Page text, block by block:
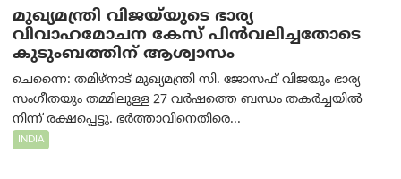
മുഖ്യമന്ത്രി വിജയ്‌യുടെ ഭാര്യ
വിവാഹമോചന കേസ് പിൻവലിച്ചതോടെ
കുടുംബത്തിന് ആശ്വാസം
ചെന്നൈ: തമിഴ്‌നാട് മുഖ്യമന്ത്രി സി. ജോസഫ് വിജയും ഭാര്യ
സംഗീതയും തമ്മിലുള്ള 27 വർഷത്തെ ബന്ധം തകർച്ചയിൽ
നിന്ന് രക്ഷപ്പെട്ടു. ഭർത്താവിനെതിരെ...
INDIA